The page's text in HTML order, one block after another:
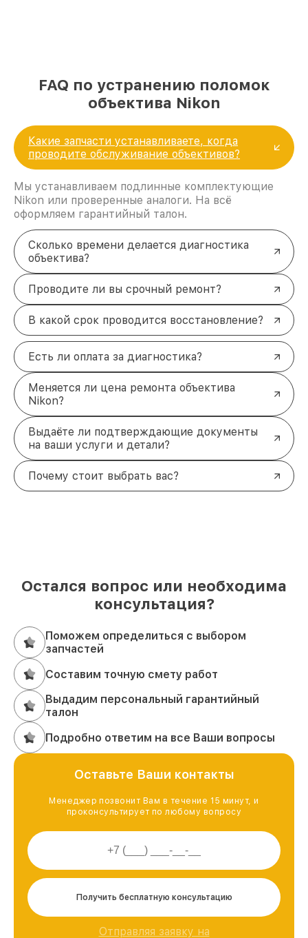
FAQ по устранению поломок
объектива Nikon
Какие запчасти устанавливаете, когда
проводите обслуживание объективов?
Мы устанавливаем подлинные комплектующие
Nikon или проверенные аналоги. На всё
оформляем гарантийный талон.
Сколько времени делается диагностика
объектива?
Проводите ли вы срочный ремонт?
В какой срок проводится восстановление?
Есть ли оплата за диагностика?
Меняется ли цена ремонта объектива
Nikon?
Выдаёте ли подтверждающие документы
на ваши услуги и детали?
Почему стоит выбрать вас?
Остался вопрос или необходима
консультация?
Поможем определиться с выбором
запчастей
Составим точную смету работ
Выдадим персональный гарантийный
талон
Подробно ответим на все Ваши вопросы
Оставьте Ваши контакты
Менеджер позвонит Вам в течение 15 минут, и
проконсультирует по любому вопросу
Получить бесплатную консультацию
Отправляя заявку на